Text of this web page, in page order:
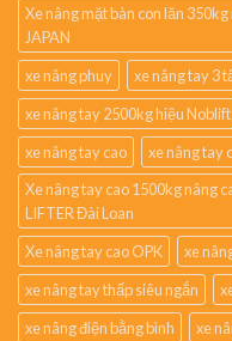
Xe nâng mặt bàn con lăn
JAPAN
xe nâng phuy
xe nâng tay 3
xe nâng tay 2500kg hiệu Noblift
xe nâng tay cao
xe nâng tay
Xe nâng tay cao 1500kg nâng
LIFTER Đài Loan
Xe nâng tay cao OPK
xe
xe nâng tay thấp siêu ngắn
xe nâng điện bằng bình
xe